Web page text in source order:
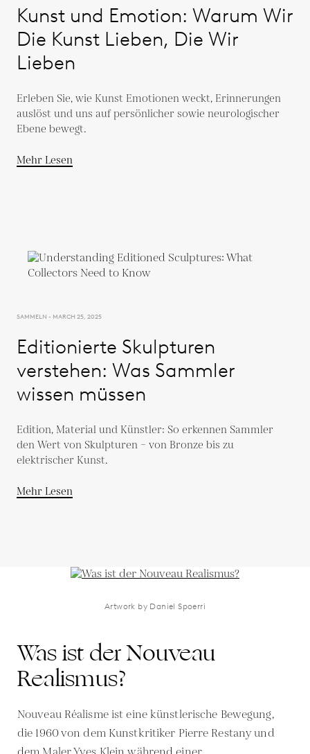
Kunst und Emotion: Warum Wir
Die Kunst Lieben, Die Wir
Lieben
Erleben Sie, wie Kunst Emotionen weckt, Erinnerungen
auslöst und uns auf persönlicher sowie neurologischer
Ebene bewegt.
Mehr Lesen
SAMMELN - MARCH 25, 2025
Editionierte Skulpturen
verstehen: Was Sammler
wissen müssen
Edition, Material und Künstler: So erkennen Sammler
den Wert von Skulpturen – von Bronze bis zu
elektrischer Kunst.
Mehr Lesen
Artwork by Daniel Spoerri
Was ist der Nouveau
Realismus?
Nouveau Réalisme ist eine künstlerische Bewegung,
die 1960 von dem Kunstkritiker Pierre Restany und